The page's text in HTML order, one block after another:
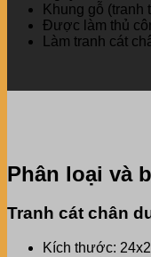
Khung gỗ
Được làm thủ
Làm tranh cát
Phân loại và
Tranh cát chân
Kích thước: